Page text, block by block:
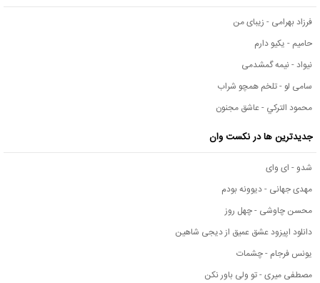
فرزاد بهرامی - زیبای من
حامیم - یکیو دارم
نیواد - نیمه گمشدمی
سامی لو - تلخم همچو شراب
محمود التركي - عاشق مجنون
جدیدترین ها در نکست وان
شدو - ای وای
مهدی جهانی - دیوونه بودم
محسن چاوشی - چهل روز
دانلود اپیزود عشق عمیق از دیجی شاهین
یونس فرجام - چشمات
مصطفی میری - تو ولی باور نکن